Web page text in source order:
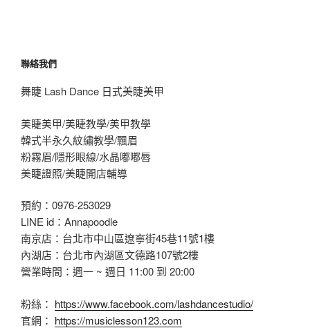
聯絡我們
舞睫 Lash Dance 日式美睫美甲
美睫美甲/美睫教學/美甲教學
韓式半永久紋繡教學/飄眉
粉霧眉/隱形眼線/水晶嘟嘟唇
美睫證照/美睫開店輔導
預約：0976-253029
LINE id：Annapoodle
南京店：台北市中山區遼寧街45巷11號1樓
內湖店：台北市內湖區文德路107號2樓
營業時間：週一 ~ 週日 11:00 到 20:00
粉絲： https://www.facebook.com/lashdancestudio/
官網： https://musiclesson123.com